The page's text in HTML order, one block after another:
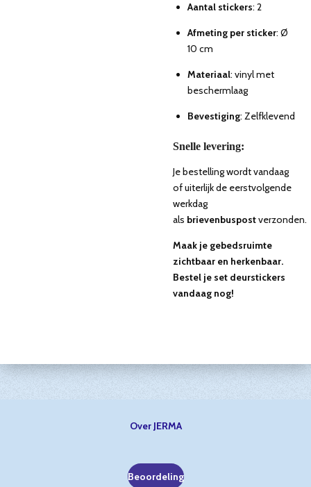
Aantal stickers: 2
Afmeting per sticker: Ø
10 cm
Materiaal: vinyl met
beschermlaag
Bevestiging: Zelfklevend
Snelle levering:
Je bestelling wordt vandaag
of uiterlijk de eerstvolgende
werkdag
als brievenbuspostverzonden.
Maak je gebedsruimte
zichtbaar en herkenbaar.
Bestel je set deurstickers
vandaag nog!
Over JERMA
Beoordeling